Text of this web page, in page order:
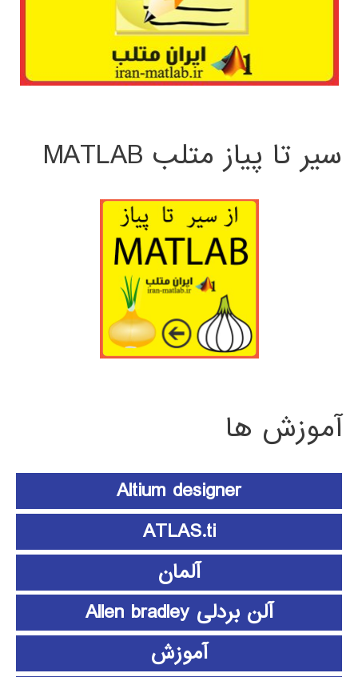
سیر تا پیاز متلب MATLAB
آموزش ها
Altium designer
ATLAS.ti
آلمان
آلن بردلی Allen bradley
آموزش